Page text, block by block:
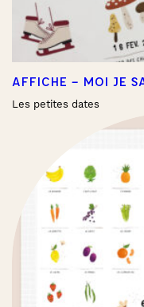
AFFICHE – MOI JE
Les petites dates